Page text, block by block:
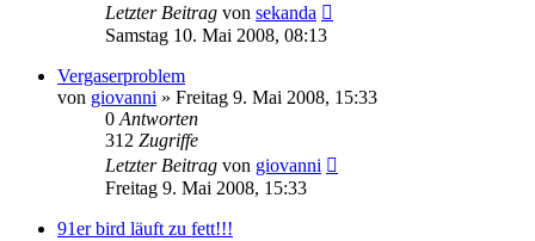
Letzter Beitrag von sekanda
Samstag 10. Mai 2008, 08:13
Vergaserproblem
von giovanni » Freitag 9. Mai 2008, 15:33
0 Antworten
312 Zugriffe
Letzter Beitrag von giovanni
Freitag 9. Mai 2008, 15:33
91er bird läuft zu fett!!!